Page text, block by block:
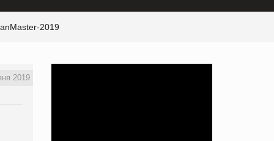
2019
2019